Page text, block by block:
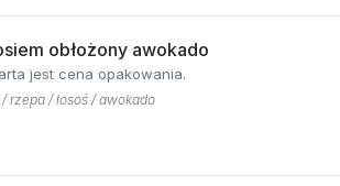
obłożony awokado
jest cena opakowania.
rzepa / łosoś / awokado